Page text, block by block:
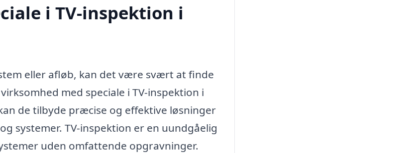
i TV-inspektion i
eller afløb, kan det være svært at finde
med speciale i TV-inspektion i
de tilbyde præcise og effektive løsninger
systemer. TV-inspektion er en uundgåelig
uden omfattende opgravninger.